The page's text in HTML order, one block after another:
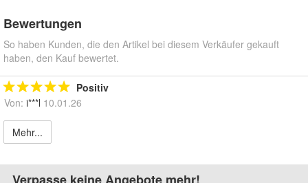
Bewertungen
So haben Kunden, die den Artikel bei diesem Verkäufer gekauft
haben, den Kauf bewertet.
Positiv
Von: i***l 10.01.26
Mehr...
Verpasse keine Angebote mehr!